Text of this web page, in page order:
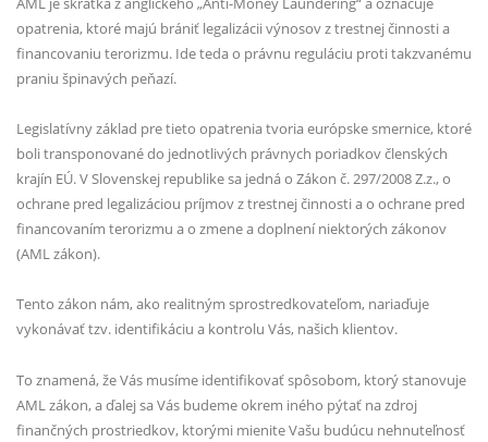
opatrenia, ktoré majú brániť legalizácii výnosov z trestnej činnosti a
financovaniu terorizmu. Ide teda o právnu reguláciu proti takzvanému
praniu špinavých peňazí.
Legislatívny základ pre tieto opatrenia tvoria európske smernice, ktoré
boli transponované do jednotlivých právnych poriadkov členských
krajín EÚ. V Slovenskej republike sa jedná o Zákon č. 297/2008 Z.z.,o
ochrane pred legalizáciou príjmov z trestnej činnosti a o ochrane pred
financovaním terorizmu a o zmene a doplnení niektorých zákonov
(AML zákon).
Tento zákon nám, ako realitným sprostredkovateľom, nariaďuje
vykonávať tzv. identifikáciu a kontrolu Vás, našich klientov.
To znamená, že Vás musíme identifikovať spôsobom, ktorý stanovuje
AML zákon, a ďalej sa Vás budeme okrem iného pýtať na zdroj
finančných prostriedkov, ktorými mienite Vašu budúcu nehnuteľnosť